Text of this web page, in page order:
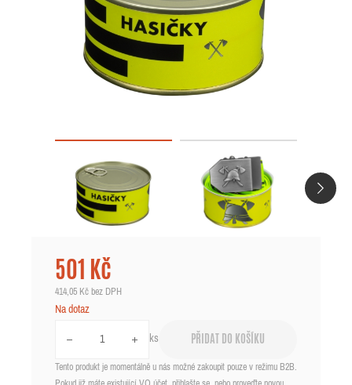
501 Kč
414,05 Kč bez DPH
Na dotaz
ks PŘIDAT DO KOŠÍKU
Tento produkt je momentálně u nás možné zakoupit pouze v režimu B2B.